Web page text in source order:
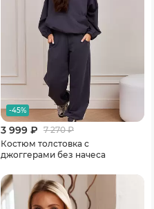
-45%
3 999 ₽ 7 270₽
Костюм толстовка с
джоггерами без начеса